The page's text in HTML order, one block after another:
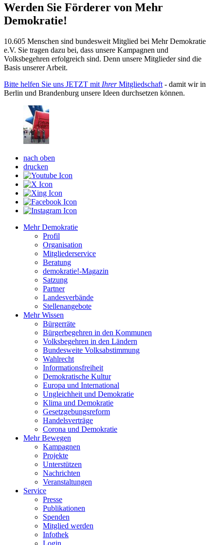
Werden Sie Förderer von Mehr
Demokratie!
10.605 Menschen sind bundesweit Mitglied bei Mehr Demokratie
e.V. Sie tragen dazu bei, dass unsere Kampagnen und
Volksbegehren erfolgreich sind. Denn unsere Mitglieder sind die
Basis unserer Arbeit.
Bitte helfen Sie uns JETZT mit IhrerMitgliedschaft - damit wir in
Berlin und Brandenburg unsere Ideen durchsetzen können.
nach oben
drucken
Mehr Demokratie
Profil
Organisation
Mitgliederservice
Beratung
demokratie!-Magazin
Satzung
Partner
Landesverbände
Stellenangebote
Mehr Wissen
Bürgerräte
Bürgerbegehren in den Kommunen
Volksbegehren in den Ländern
Bundesweite Volksabstimmung
Wahlrecht
Informationsfreiheit
Demokratische Kultur
Europa und International
Ungleichheit und Demokratie
Klima und Demokratie
Gesetzgebungsreform
Handelsverträge
Corona und Demokratie
Mehr Bewegen
Kampagnen
Projekte
Unterstützen
Nachrichten
Veranstaltungen
Service
Presse
Publikationen
Spenden
Mitglied werden
Infothek
Login